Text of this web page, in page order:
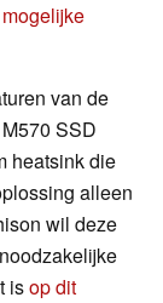
van de
SSD
heatsink die
alleen
wil deze
isop dit